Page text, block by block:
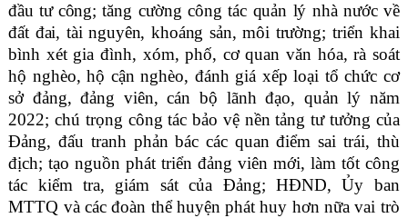
đầu tư công; tăng cườngcông tác quản lý nhà nước về
đất đai, tài nguyên, khoáng sản, môi trường; triển khai
bình xét gia đình, xóm, phố, cơ quan văn hóa, rà soát
hộ nghèo, hộ cận nghèo, đánh giá xếp loại tổ chức cơ
sở đảng, đảng viên, cán bộ lãnh đạo, quản lý năm
2022; chú trọng công tác bảo vệ nền tảng tư tưởng của
Đảng, đấu tranh phản bác các quan điểm sai trái, thù
địch; tạo nguồn phát triển đảng viên mới, làm tốt công
tác kiểm tra, giám sát của Đảng; HĐND, Ủy ban
MTTQ và các đoàn thể huyện phát huy hơn nữa vai trò